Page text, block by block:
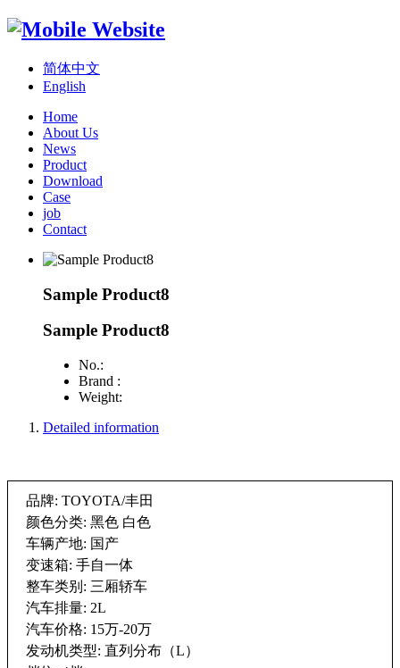
简体中文
English
Home
About Us
News
Product
Download
Case
job
Contact
Sample Product8
Sample Product8
No.:
Brand :
Weight:
Detailed information
品牌: TOYOTA/丰田
颜色分类: 黑色 白色
车辆产地: 国产
变速箱: 手自一体
整车类别: 三厢轿车
汽车排量: 2L
汽车价格: 15万-20万
发动机类型: 直列分布（L）